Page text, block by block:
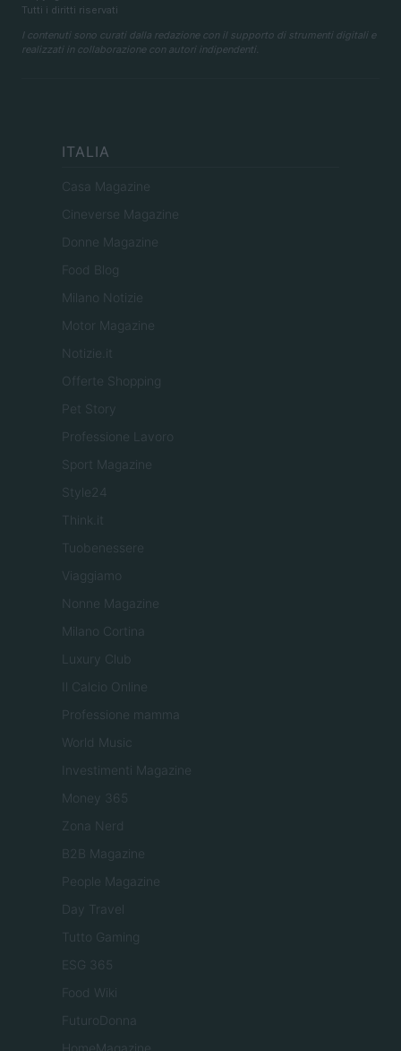
Tutti i diritti riservati
I contenuti sono curati dalla redazione con il supporto di strumenti digitali e
realizzati in collaborazione con autori indipendenti.
ITALIA
Casa Magazine
Cineverse Magazine
Donne Magazine
Food Blog
Milano Notizie
Motor Magazine
Notizie.it
Offerte Shopping
Pet Story
Professione Lavoro
Sport Magazine
Style24
Think.it
Tuobenessere
Viaggiamo
Nonne Magazine
Milano Cortina
Luxury Club
Il Calcio Online
Professione mamma
World Music
Investimenti Magazine
Money 365
Zona Nerd
B2B Magazine
People Magazine
Day Travel
Tutto Gaming
ESG 365
Food Wiki
FuturoDonna
HomeMagazine